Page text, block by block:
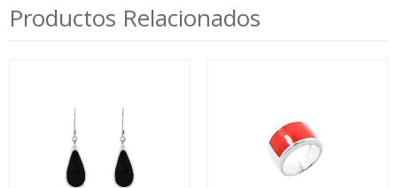
Productos Relacionados